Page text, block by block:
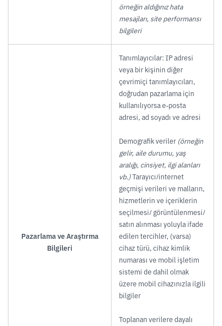
örneğin aldığınız hata
mesajları, site performansı
bilgileri
Pazarlama ve Araştırma
Bilgileri
Tanımlayıcılar: IP adresi
veya bir kişinin diğer
çevrimiçi tanımlayıcıları,
doğrudan pazarlama için
kullanılıyorsa e-posta
adresi, ad soyadı ve adresi
Demografik veriler (örneğin
gelir, aile durumu, yaş
aralığı, cinsiyet, ilgi alanları
vb.)Tarayıcı/internet
geçmişi verileri ve malların,
hizmetlerin ve içeriklerin
seçilmesi/ görüntülenmesi/
satın alınması yoluyla ifade
edilen tercihler, (varsa)
cihaz türü, cihaz kimlik
numarası ve mobil işletim
sistemi de dahil olmak
üzere mobil cihazınızla ilgili
bilgiler
Toplanan verilere dayalı